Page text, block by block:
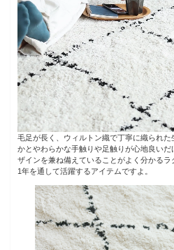
毛足が長く、ウィルトン織で丁寧に織られ
かとやわらかな手触りや足触りが心地良い
ザインを兼ね備えていることがよく分かる
1年を通して活躍するアイテムですよ。